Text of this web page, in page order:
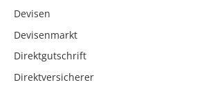
Devisen
Devisenmarkt
Direktgutschrift
Direktversicherer